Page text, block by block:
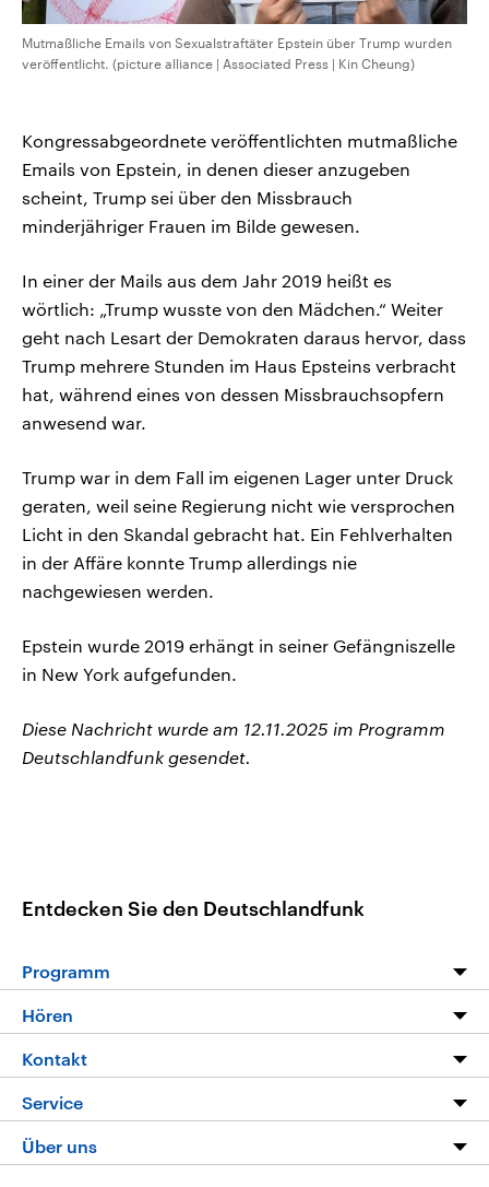
Mutmaßliche Emails von Sexualstraftäter Epstein über Trump wurden
veröffentlicht. (picture alliance | Associated Press | Kin Cheung)
Kongressabgeordnete veröffentlichten mutmaßliche
Emails von Epstein, in denen dieser anzugeben
scheint, Trump sei über den Missbrauch
minderjähriger Frauen im Bilde gewesen.
In einer der Mails aus dem Jahr 2019 heißt es
wörtlich: „Trump wusste von den Mädchen.“ Weiter
geht nach Lesart der Demokraten daraus hervor, dass
Trump mehrere Stunden im Haus Epsteins verbracht
hat, während eines von dessen Missbrauchsopfern
anwesend war.
Trump war in dem Fall im eigenen Lager unter Druck
geraten, weil seine Regierung nicht wie versprochen
Licht in den Skandal gebracht hat. Ein Fehlverhalten
in der Affäre konnte Trump allerdings nie
nachgewiesen werden.
Epstein wurde 2019 erhängt in seiner Gefängniszelle
in New York aufgefunden.
Diese Nachricht wurde am 12.11.2025 im Programm
Deutschlandfunk gesendet.
Entdecken Sie den Deutschlandfunk
Programm
Programm
Die Nachrichten
Nachrichtenleicht
Neue Beiträge auf dlf.de
Hören
Livestream
Podcasts
Deutschlandfunk App
Kontakt
Hörerservice
Service
FAQ
Über uns